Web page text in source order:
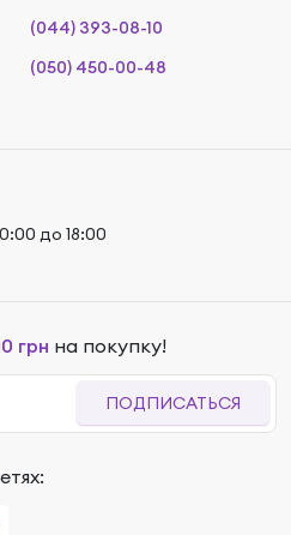
(044) 393-08-10
(050) 450-00-48
до 18:00
грн на покупку!
ПОДПИСАТЬСЯ